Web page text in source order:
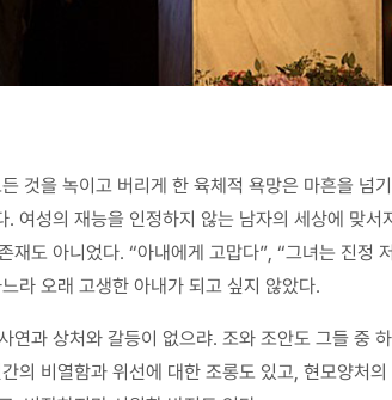
것을 녹이고 버리게 한 육체적 욕망은 마흔을 넘
여성의 재능을 인정하지 않는 남자의 세상에 맞
도 아니었다. “아내에게 고맙다”, “그녀는 진정
라 오래 고생한 아내가 되고 싶지 않았다.
과 상처와 갈등이 없으랴. 조와 조안도 그들 중
의 비열함과 위선에 대한 조롱도 있고, 현모양처